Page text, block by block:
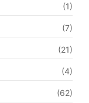
(1)
(7)
(21)
(4)
(62)